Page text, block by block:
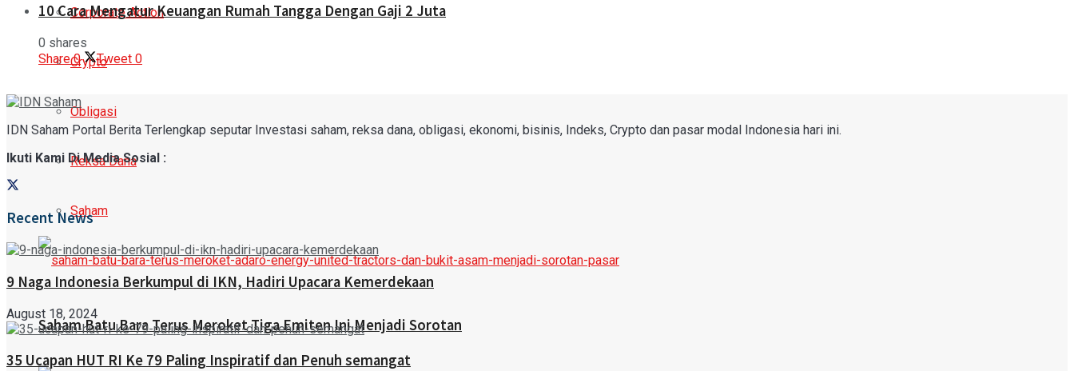
Corporate Action
Crypto
Obligasi
Reksa Dana
Saham
Saham Batu Bara Terus Meroket Tiga Emiten Ini Menjadi Sorotan
10 Cara Mengatur Keuangan Rumah Tangga Dengan Gaji 2 Juta
0 shares
Share 0 Tweet 0
IDN Saham Portal Berita Terlengkap seputar Investasi saham, reksa dana, obligasi, ekonomi, bisinis, Indeks, Crypto dan pasar modal Indonesia hari ini.
Ikuti Kami Di Media Sosial :
Recent News
9 Naga Indonesia Berkumpul di IKN, Hadiri Upacara Kemerdekaan
August 18, 2024
35 Ucapan HUT RI Ke 79 Paling Inspiratif dan Penuh semangat